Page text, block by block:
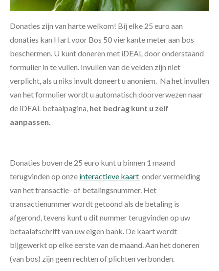
Donaties zijn van harte welkom! Bij elke 25 euro aan
donaties kan Hart voor Bos 50 vierkante meter aan bos
beschermen. U kunt doneren met iDEAL door onderstaand
formulier in te vullen. Invullen van de velden zijn niet
verplicht, als u niks invult doneert u anoniem. Na het invullen
van het formulier wordt u automatisch doorverwezen naar
de iDEAL betaalpagina, het bedrag kunt u zelf
aanpassen.
Donaties boven de 25 euro kunt u binnen 1 maand
terugvinden op onze interactieve kaart onder vermelding
van het transactie- of betalingsnummer. Het
transactienummer wordt getoond als de betaling is
afgerond, tevens kunt u dit nummer terugvinden op uw
betaalafschrift van uw eigen bank. De kaart wordt
bijgewerkt op elke eerste van de maand. Aan het doneren
(van bos) zijn geen rechten of plichten verbonden.